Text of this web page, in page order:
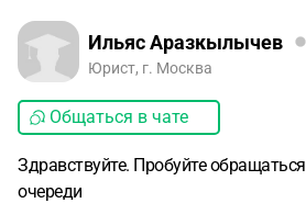
Ильяс Аразкылычев
Юрист, г. Москва
Общаться в чате
Здравствуйте. Пробуйте
очереди